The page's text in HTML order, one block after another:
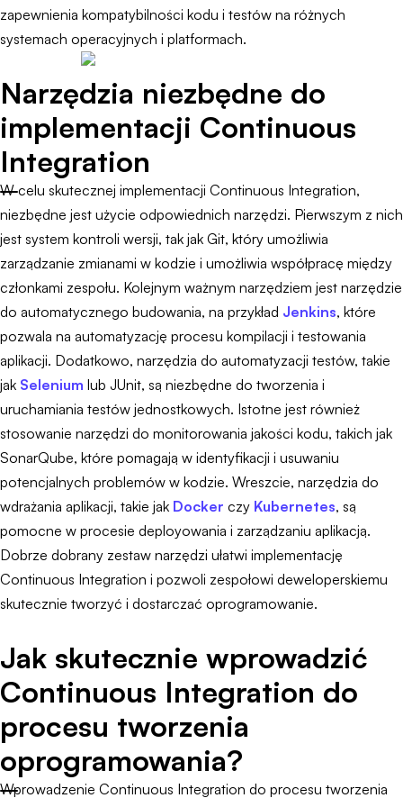
zapewnienia kompatybilności kodu i testów na różnych
systemach operacyjnych i platformach.
Narzędzia niezbędne do
implementacji Continuous
Integration
W celu skutecznej implementacji Continuous Integration,
niezbędne jest użycie odpowiednich narzędzi. Pierwszym z nich
jest system kontroli wersji, tak jak Git, który umożliwia
zarządzanie zmianami w kodzie i umożliwia współpracę między
członkami zespołu. Kolejnym ważnym narzędziem jest narzędzie
do automatycznego budowania, na przykład Jenkins, które
pozwala na automatyzację procesu kompilacji i testowania
aplikacji. Dodatkowo, narzędzia do automatyzacji testów, takie
jak Selenium lub JUnit, są niezbędne do tworzenia i
uruchamiania testów jednostkowych. Istotne jest również
stosowanie narzędzi do monitorowania jakości kodu, takich jak
SonarQube, które pomagają w identyfikacji i usuwaniu
potencjalnych problemów w kodzie. Wreszcie, narzędzia do
wdrażania aplikacji, takie jak Docker czy Kubernetes, są
pomocne w procesie deployowania i zarządzaniu aplikacją.
Dobrze dobrany zestaw narzędzi ułatwi implementację
Continuous Integration i pozwoli zespołowi deweloperskiemu
skutecznie tworzyć i dostarczać oprogramowanie.
Jak skutecznie wprowadzić
Continuous Integration do
procesu tworzenia
oprogramowania?
Wprowadzenie Continuous Integration do procesu tworzenia